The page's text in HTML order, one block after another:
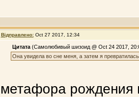
Відправлено: Oct 27 2017, 12:34
Цитата(Самолюбивый шизоид @ Oct 24 2017,
Она увидела во сне меня, а затем я
метафора рождения